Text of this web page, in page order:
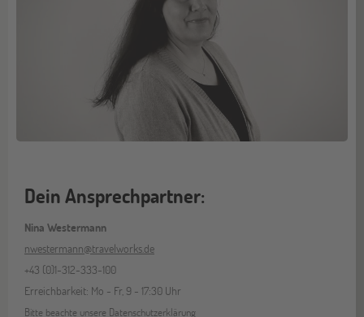
Dein Ansprechpartner:
Nina Westermann
nwestermann@travelworks.de
+43 (0)1-312-333-100
Erreichbarkeit: Mo - Fr, 9 - 17:30 Uhr
Bitte beachte unsere Datenschutzerklärung